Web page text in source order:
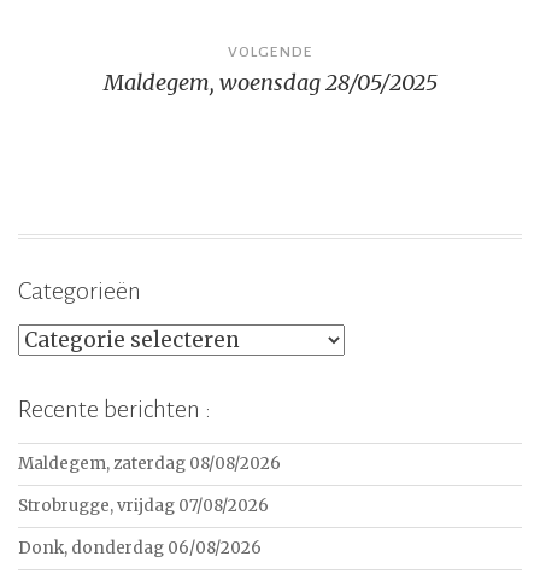
VOLGENDE
Maldegem, woensdag 28/05/2025
Categorieën
Categorieën
Recente berichten :
Maldegem, zaterdag 08/08/2026
Strobrugge, vrijdag 07/08/2026
Donk, donderdag 06/08/2026